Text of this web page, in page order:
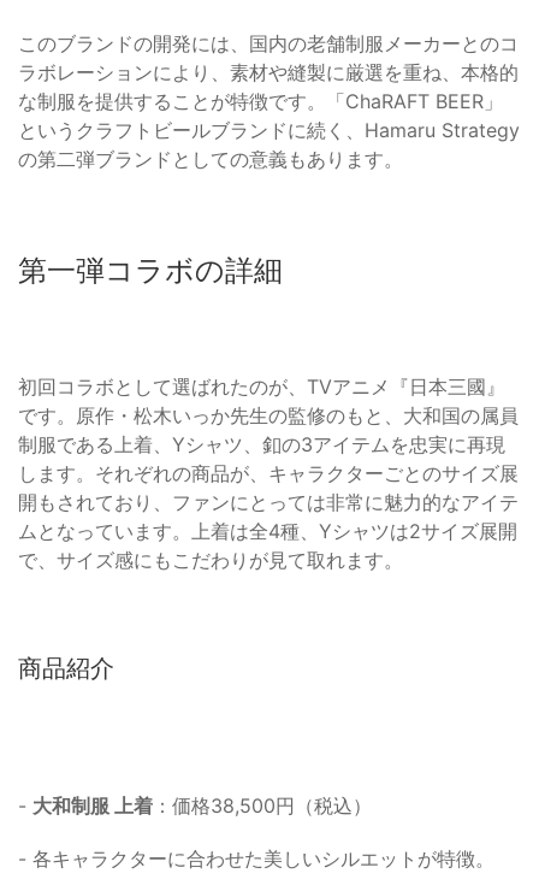
このブランドの開発には、国内の老舗制服メーカーとのコ
ラボレーションにより、素材や縫製に厳選を重ね、本格的
な制服を提供することが特徴です。「ChaRAFT BEER」
というクラフトビールブランドに続く、Hamaru Strategy
の第二弾ブランドとしての意義もあります。
第一弾コラボの詳細
初回コラボとして選ばれたのが、TVアニメ『日本三國』
です。原作・松木いっか先生の監修のもと、大和国の属員
制服である上着、Yシャツ、釦の3アイテムを忠実に再現
します。それぞれの商品が、キャラクターごとのサイズ展
開もされており、ファンにとっては非常に魅力的なアイテ
ムとなっています。上着は全4種、Yシャツは2サイズ展開
で、サイズ感にもこだわりが見て取れます。
商品紹介
- 大和制服 上着 ：価格38,500円（税込）
- 各キャラクターに合わせた美しいシルエットが特徴。